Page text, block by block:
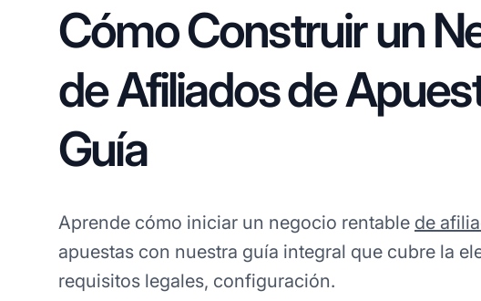
Cómo Construir un
de Afiliados de
Guía
Aprende cómo iniciar un negocio rentable de
apuestas con nuestra guía integral que cubre la
requisitos legales, configuración.